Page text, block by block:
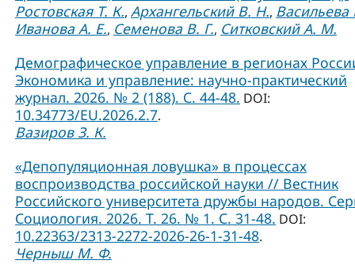
Ростовская Т. К., Архангельский В. Н., Васильева
Иванова А. Е., Семенова В. Г., Ситковский А. М.
Демографическое управление в регионах
Экономика и управление: научно-практический
журнал. 2026. № 2 (188). С. 44-48. DOI:
10.34773/EU.2026.2.7.
Вазиров З. К.
«Депопуляционная ловушка» в процессах
воспроизводства российской науки // Вестник
Российского университета дружбы народов.
Социология. 2026. Т. 26. № 1. C. 31-48. DOI:
10.22363/2313-2272-2026-26-1-31-48.
Черныш М. Ф.